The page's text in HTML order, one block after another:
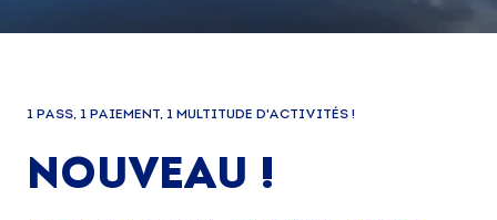
1 PASS, 1 PAIEMENT, 1 MULTITUDE D'ACTIVITÉS !
NOUVEAU !